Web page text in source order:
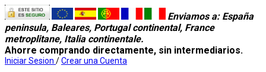
Enviamos a: España
peninsula, Baleares, Portugal continental, France
metroplitane, Italia continentale.
Ahorre comprando directamente, sin intermediarios.
Iniciar Sesion /Crear una Cuenta